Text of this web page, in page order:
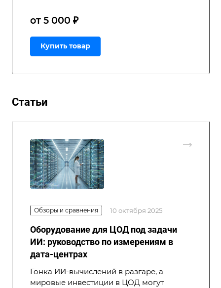
от 5 000 ₽
Купить товар
Статьи
Обзоры и сравнения 10 октября 2025
Оборудование для ЦОД под задачи
ИИ: руководство по измерениям в
дата-центрах
Гонка ИИ-вычислений в разгаре, а
мировые инвестиции в ЦОД могут